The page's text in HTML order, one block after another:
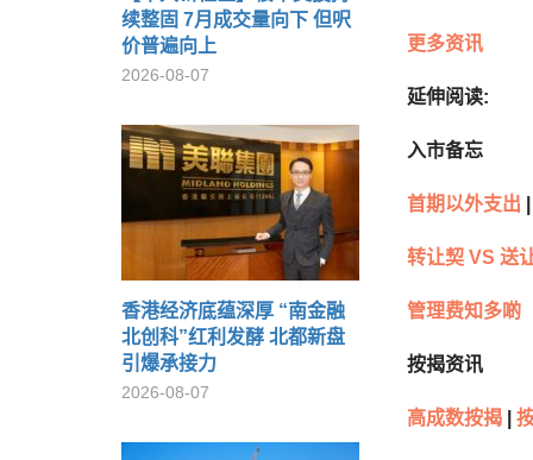
续整固 7月成交量向下 但呎
价普遍向上
2026-08-07
香港经济底蕴深厚 “南金融
北创科”红利发酵 北都新盘
引爆承接力
2026-08-07
更多资讯
延伸阅读:
入市备忘
首期以外支出
转让契 VS 送
管理费知多啲
按揭资讯
高成数按揭